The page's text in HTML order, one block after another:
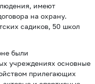
имеют
на охрану.
садиков, 50 школ
были
учреждениях основные
прилегающих